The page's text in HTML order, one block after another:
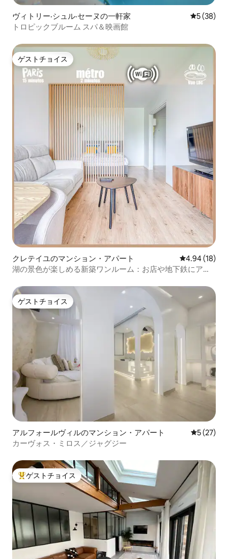
ヴィトリー·シュル·セーヌの一軒家 レビュー
5 (38)
トロピックブルーム スパ＆映画館
ゲストチョイス
ゲストチョイス
クレテイユのマンション・アパート レビュー18
4.94 (18)
湖の景色が楽しめる新築ワンルーム：お店や地下鉄にアク
ゲストチョイス
ゲストチョイス
アルフォールヴィルのマンション・アパート レビュー
5 (27)
カーヴォス・ミロス／ジャグジー
大好評のゲストチョイスです。
ゲストチョイス